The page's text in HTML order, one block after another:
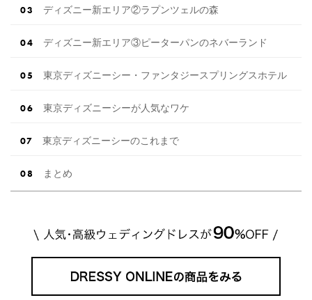
ディズニー新エリア②ラプンツェルの森
ディズニー新エリア③ピーターパンのネバーランド
東京ディズニーシー・ファンタジースプリングスホテル
東京ディズニーシーが人気なワケ
東京ディズニーシーのこれまで
まとめ